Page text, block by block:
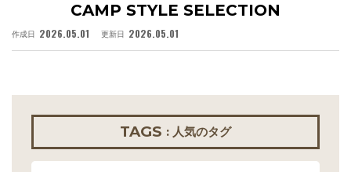
CAMP STYLE SELECTION
作成日 2026.05.01 更新日 2026.05.01
TAGS : 人気のタグ